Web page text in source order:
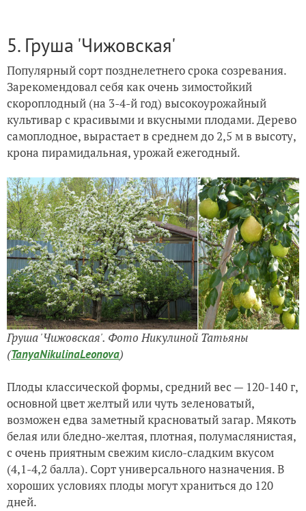
5. Груша 'Чижовская'
Популярный сорт позднелетнего срока созревания.
Зарекомендовал себя как очень зимостойкий
скороплодный (на 3-4-й год) высокоурожайный
культивар с красивыми и вкусными плодами. Дерево
самоплодное, вырастает в среднем до 2,5 м в высоту,
крона пирамидальная, урожай ежегодный.
Груша 'Чижовская'. Фото Никулиной Татьяны
(TanyaNikulinaLeonova)
Плоды классической формы, средний вес — 120-140 г,
основной цвет желтый или чуть зеленоватый,
возможен едва заметный красноватый загар. Мякоть
белая или бледно-желтая, плотная, полумаслянистая,
с очень приятным свежим кисло-сладким вкусом
(4,1-4,2 балла). Сорт универсального назначения. В
хороших условиях плоды могут храниться до 120
дней.